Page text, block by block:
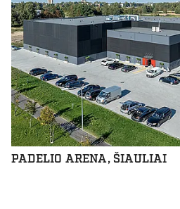
PADELIO ARENA, ŠIAULIAI